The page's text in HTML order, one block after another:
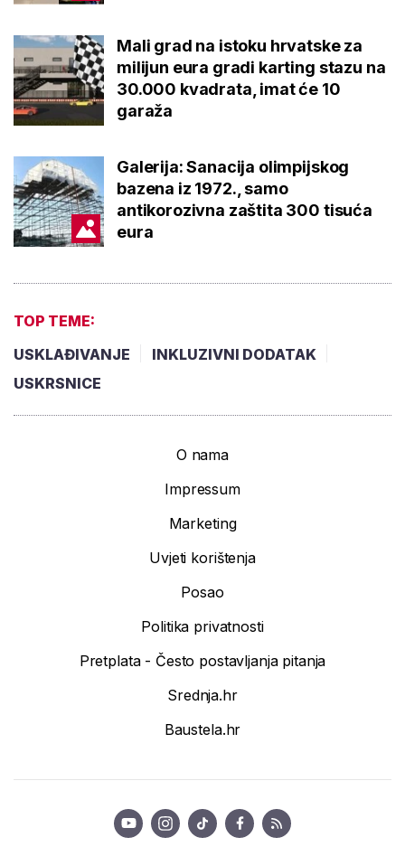
Mali grad na istoku hrvatske za
milijun eura gradi karting stazu na
30.000 kvadrata, imat će 10
garaža
Galerija: Sanacija olimpijskog
bazena iz 1972., samo
antikorozivna zaštita 300 tisuća
eura
TOP TEME:
USKLAĐIVANJE
INKLUZIVNI DODATAK
USKRSNICE
O nama
Impressum
Marketing
Uvjeti korištenja
Posao
Politika privatnosti
Pretplata - Često postavljanja pitanja
Srednja.hr
Baustela.hr